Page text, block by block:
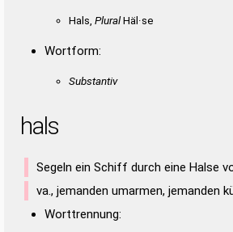
Hals, PluralHäl·se
Wortform:
Substantiv
hals
Segeln ein Schiff durch eine Halse
va., jemanden umarmen, jemanden
Worttrennung: